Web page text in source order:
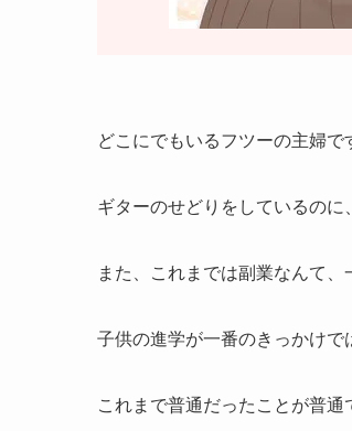
どこにでもいるフツーの主婦で
ギターのせどりをしているの
また、これまでは副業なんて、
子供の進学が一番のきっかけで
これまで普通だったことが普通